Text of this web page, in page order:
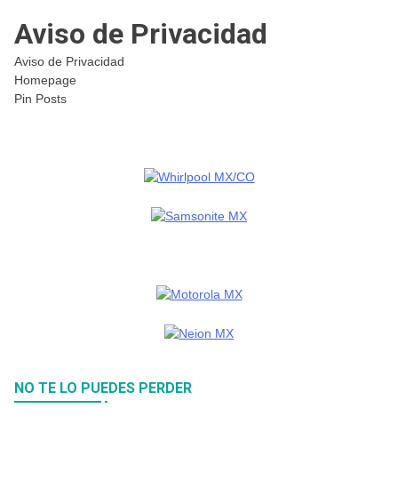
Aviso de Privacidad
Aviso de Privacidad
Homepage
Pin Posts
NO TE LO PUEDES PERDER